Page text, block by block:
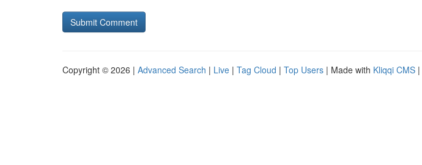
Copyright © 2026 | Advanced Search | Live | Tag Cloud | Top Users | Made with Kliqqi CMS |